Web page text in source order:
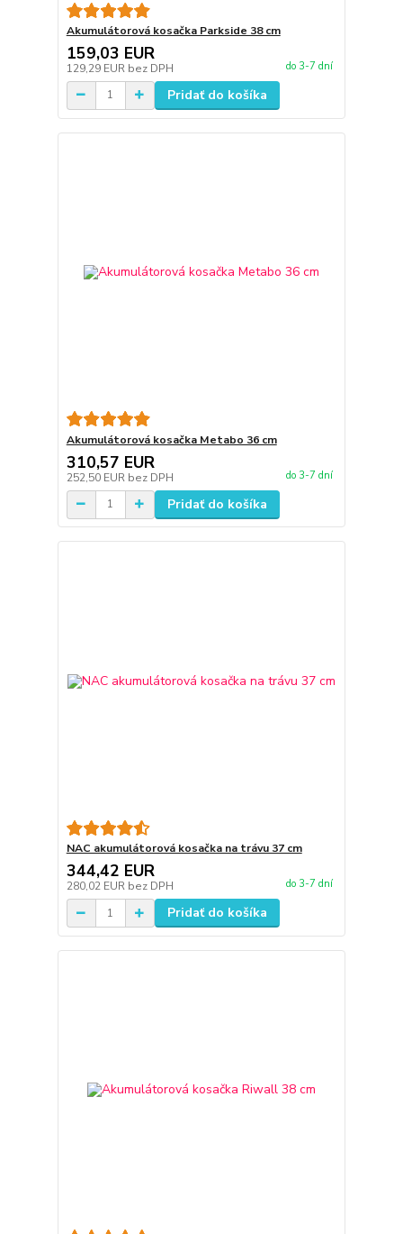
Akumulátorová kosačka Parkside 38 cm
159,03 EUR
129,29 EUR bez DPH do 3-7 dní
Pridať do košíka
Akumulátorová kosačka Metabo 36 cm
310,57 EUR
252,50 EUR bez DPH do 3-7 dní
Pridať do košíka
NAC akumulátorová kosačka na trávu 37 cm
344,42 EUR
280,02 EUR bez DPH do 3-7 dní
Pridať do košíka